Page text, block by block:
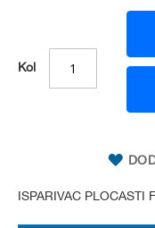
Kol
ISPARIVAC PLOCASTI